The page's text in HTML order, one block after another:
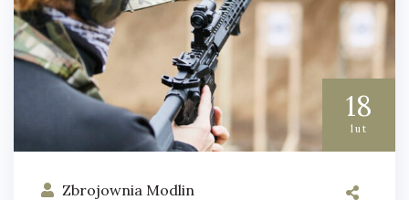
Zbrojownia Modlin
18
lut